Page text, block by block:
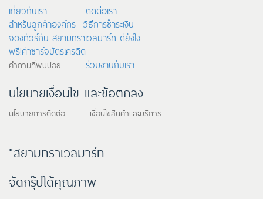
เกี่ยวกับเรา
ติดต่อเรา
สำหรับลูกค้าองค์กร วิธีการชำระเงิน
จองทัวร์กับ สยามทราเวลมาร์ท ดียังไง
ฟรี!ค่าชาร์จบัตรเครดิต
คำถามที่พบบ่อย ร่วมงานกับเรา
นโยบายเงื่อนไข และข้อตกลง
นโยบายการติดต่อ เงื่อนไขสินค้าและบริการ
"สยามทราเวลมาร์ท
จัดกรุ๊ปได้คุณภาพ